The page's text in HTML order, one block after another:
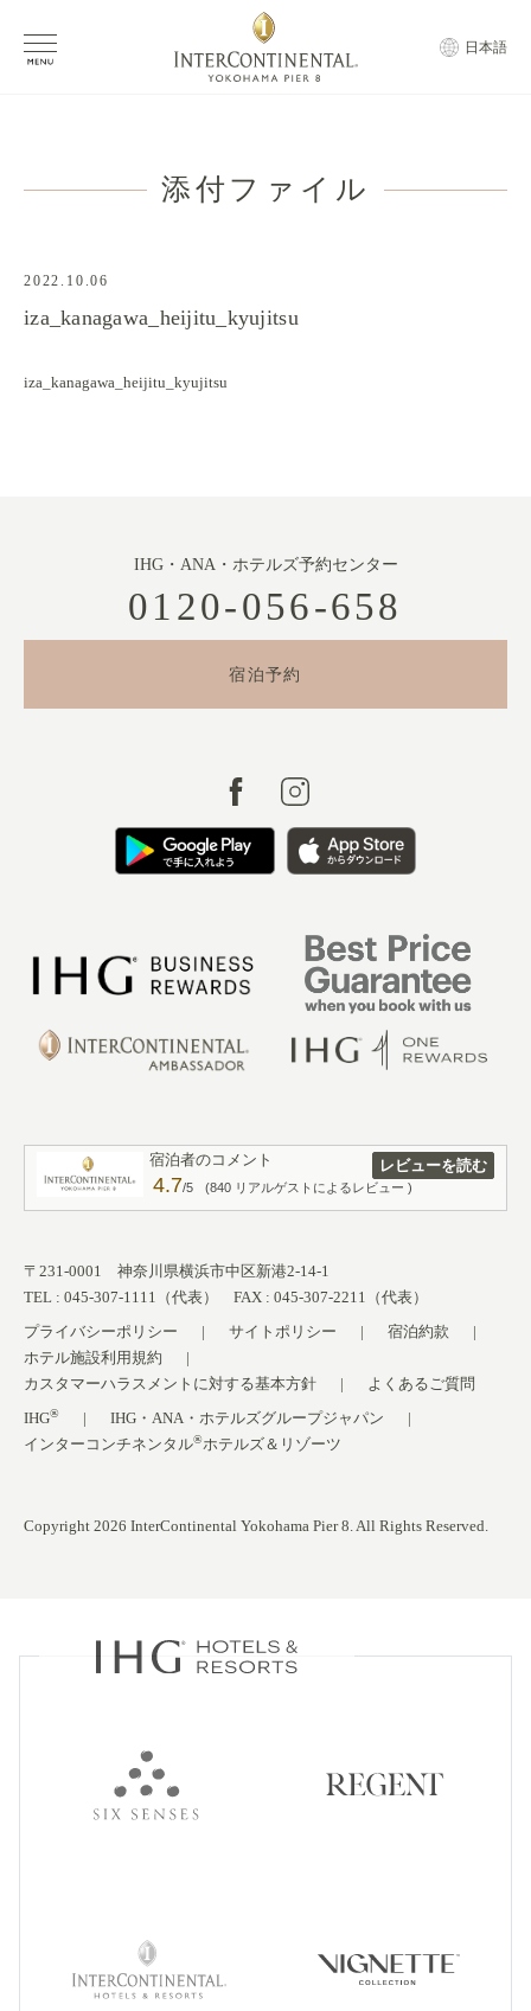
日本語
添付ファイル
2022.10.06
iza_kanagawa_heijitu_kyujitsu
iza_kanagawa_heijitu_kyujitsu
IHG・ANA・ホテルズ予約センター
0120-056-658
宿泊予約
宿泊者のコメント
4.7/5 (840 リアルゲストによるレビュー )
レビューを読む
〒231-0001 神奈川県横浜市中区新港2-14-1
TEL : 045-307-1111（代表） FAX : 045-307-2211（代表）
プライバシーポリシー
サイトポリシー
宿泊約款
ホテル施設利用規約
カスタマーハラスメントに対する基本方針
よくあるご質問
IHG®
IHG・ANA・ホテルズグループジャパン
インターコンチネンタル®ホテルズ＆リゾーツ
Copyright 2026 InterContinental Yokohama Pier 8. All Rights Reserved.